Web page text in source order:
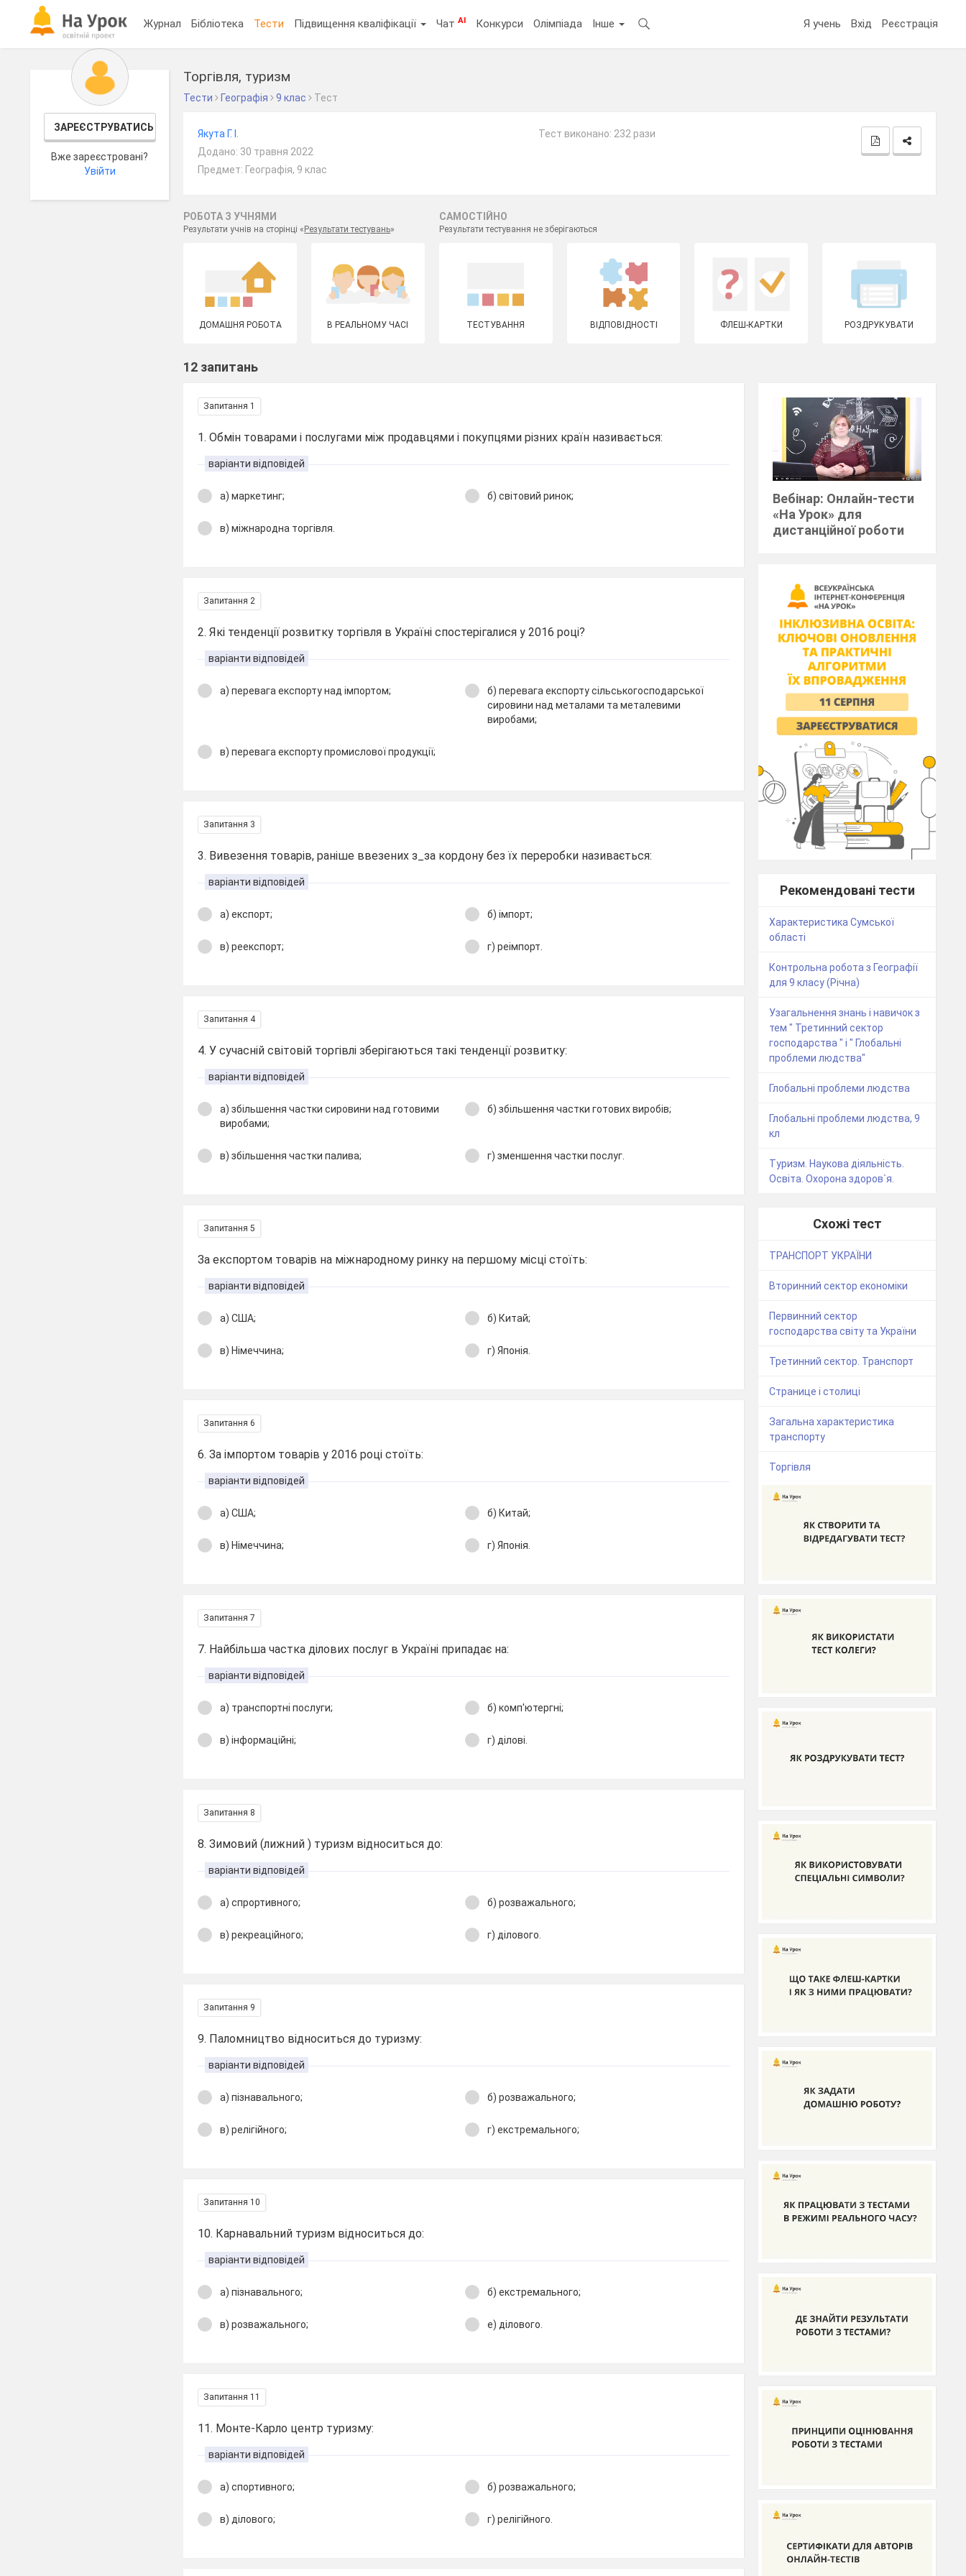
Журнал Бібліотека Тести Підвищення кваліфікації ЧатAI Конкурси Олімпіада Інше Я учень Вхід Реєстрація
ЗАРЕЄСТРУВАТИСЬ
Вже зареєстровані?
Увійти
Торгівля, туризм
Тести Географія 9 клас Тест
Якута Г. І.
Додано: 30 травня 2022
Предмет: Географія, 9 клас
Тест виконано: 232 рази
РОБОТА З УЧНЯМИ
Результати учнів на сторінці « Результати тестувань»
САМОСТІЙНО
Результати тестування не зберігаються
ДОМАШНЯ РОБОТА В РЕАЛЬНОМУ ЧАСІ ТЕСТУВАННЯ ВІДПОВІДНОСТІ ФЛЕШ-КАРТКИ РОЗДРУКУВАТИ
12 запитань
Запитання 1
1. Обмін товарами і послугами між продавцями і покупцями різних країн називається:
варіанти відповідей
а) маркетинг; б) світовий ринок;
в) міжнародна торгівля.
Запитання 2
2. Які тенденції розвитку торгівля в Україні спостерігалися у 2016 році?
варіанти відповідей
а) перевага експорту над імпортом;
б) перевага експорту сільськогосподарської
сировини над металами та металевими
виробами;
в) перевага експорту промислової продукції;
Запитання 3
3. Вивезення товарів, раніше ввезених з_за кордону без їх переробки називається:
варіанти відповідей
а) експорт; б) імпорт;
в) реекспорт; г) реімпорт.
Запитання 4
4. У сучасній світовій торгівлі зберігаються такі тенденції розвитку:
варіанти відповідей
а) збільшення частки сировини над готовими
виробами;
б) збільшення частки готових виробів;
в) збільшення частки палива; г) зменшення частки послуг.
Запитання 5
За експортом товарів на міжнародному ринку на першому місці стоїть:
варіанти відповідей
а) США; б) Китай;
в) Німеччина; г) Японія.
Запитання 6
6. За імпортом товарів у 2016 році стоїть:
варіанти відповідей
а) США; б) Китай;
в) Німеччина; г) Японія.
Запитання 7
7. Найбільша частка ділових послуг в Україні припадає на:
варіанти відповідей
а) транспортні послуги; б) комп'ютергні;
в) інформаційні; г) ділові.
Запитання 8
8. Зимовий (лижний ) туризм відноситься до:
варіанти відповідей
а) спрортивного; б) розважального;
в) рекреаційного; г) ділового.
Запитання 9
9. Паломництво відноситься до туризму:
варіанти відповідей
а) пізнавального; б) розважального;
в) релігійного; г) екстремального;
Запитання 10
10. Карнавальний туризм відноситься до:
варіанти відповідей
а) пізнавального; б) екстремального;
в) розважального; е) ділового.
Запитання 11
11. Монте-Карло центр туризму:
варіанти відповідей
а) спортивного; б) розважального;
в) ділового; г) релігійного.
Вебінар: Онлайн-тести
«На Урок» для
дистанційної роботи
Рекомендовані тести
Характеристика Сумської
області
Контрольна робота з Географії
для 9 класу (Річна)
Узагальнення знань і навичок з
тем " Третинний сектор
господарства " і " Глобальні
проблеми людства"
Глобальні проблеми людства
Глобальні проблеми людства, 9
кл
Туризм. Наукова діяльність.
Освіта. Охорона здоров`я.
Схожі тест
ТРАНСПОРТ УКРАЇНИ
Вторинний сектор економіки
Первинний сектор
господарства світу та України
Третинний сектор. Транспорт
Странице і столиці
Загальна характеристика
транспорту
Торгівля